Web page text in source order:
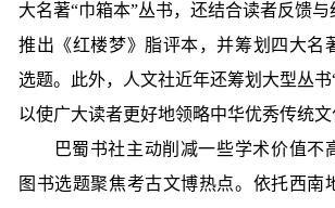
大名著“巾箱本”丛书，还结合读者反馈
推出《红楼梦》脂评本，并筹划四大名
选题。此外，人文社近年还筹划大型丛书
以使广大读者更好地领略中华优秀传统文
巴蜀书社主动削减一些学术价值不
图书选题聚焦考古文博热点。依托西南